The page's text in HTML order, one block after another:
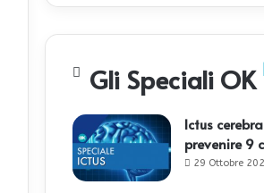
Gli Speciali OK
Ictus
prevenire 9
29 Ottobre